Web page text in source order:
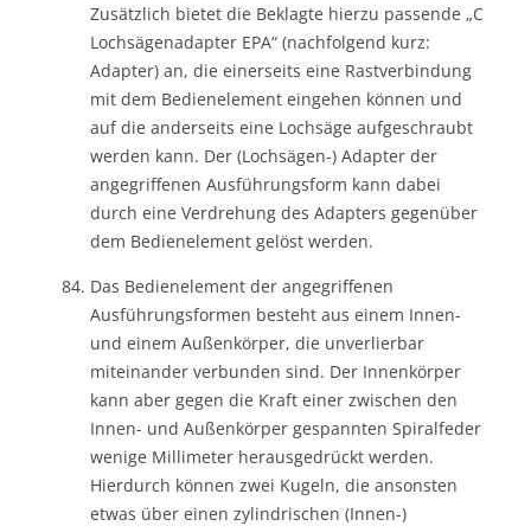
Zusätzlich bietet die Beklagte hierzu passende „C
Lochsägenadapter EPA“ (nachfolgend kurz:
Adapter) an, die einerseits eine Rastverbindung
mit dem Bedienelement eingehen können und
auf die anderseits eine Lochsäge aufgeschraubt
werden kann. Der (Lochsägen-) Adapter der
angegriffenen Ausführungsform kann dabei
durch eine Verdrehung des Adapters gegenüber
dem Bedienelement gelöst werden.
Das Bedienelement der angegriffenen
Ausführungsformen besteht aus einem Innen-
und einem Außenkörper, die unverlierbar
miteinander verbunden sind. Der Innenkörper
kann aber gegen die Kraft einer zwischen den
Innen- und Außenkörper gespannten Spiralfeder
wenige Millimeter herausgedrückt werden.
Hierdurch können zwei Kugeln, die ansonsten
etwas über einen zylindrischen (Innen-)